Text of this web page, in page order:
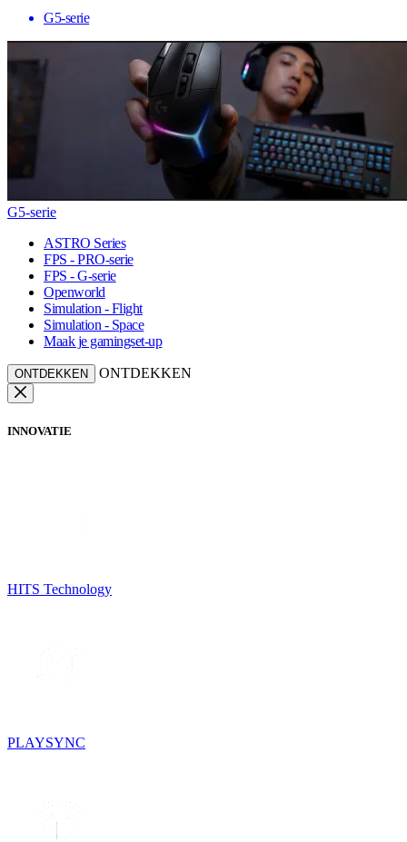
G5-serie
G5-serie
ASTRO Series
FPS - PRO-serie
FPS - G-serie
Openworld
Simulation - Flight
Simulation - Space
Maak je gamingset-up
ONTDEKKEN ONTDEKKEN
INNOVATIE
HITS Technology
PLAYSYNC